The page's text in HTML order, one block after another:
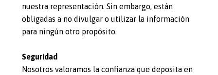
nuestra representación. Sin embargo, están
obligadas a no divulgar o utilizar la información
para ningún otro propósito.
Seguridad
Nosotros valoramos la confianza que deposita en